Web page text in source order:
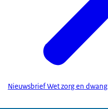
Nieuwsbrief Wet zorg en dwang